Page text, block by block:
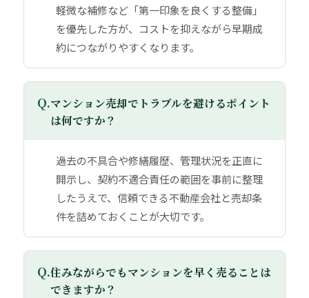
軽微な補修など「第一印象を良くする整備」
を優先した方が、コストを抑えながら早期成
約につながりやすくなります。
Q.マンション売却でトラブルを避けるポイント
は何ですか？
過去の不具合や修繕履歴、管理状況を正直に
開示し、契約不適合責任の範囲を事前に整理
したうえで、信頼できる不動産会社と売却条
件を詰めておくことが大切です。
Q.住みながらでもマンションを早く売ることは
できますか？